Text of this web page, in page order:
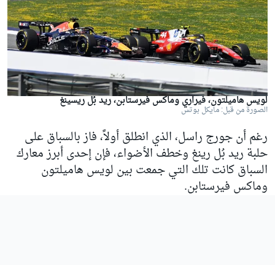
لويس هاميلتون، فيراري وماكس فيرستابن، ريد بُل ريسينغ
الصورة من قبل: مايكل بوتس
رغم أن جورج راسل، الذي انطلق أولاً، فاز بالسباق على
حلبة ريد بُل رينغ وخطف الأضواء، فإن إحدى أبرز معارك
السباق كانت تلك التي جمعت بين لويس هاميلتون
وماكس فيرستابن.